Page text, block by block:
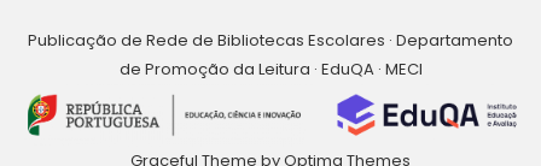
Publicação de Rede de Bibliotecas Escolares · Departamento
de Promoção da Leitura · EduQA · MECI
Graceful Theme byOptima Themes